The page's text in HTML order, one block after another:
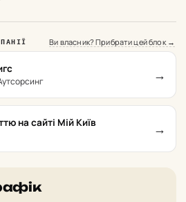
Ви власник? Прибрати цей блок →
→
на сайті Мій Київ →